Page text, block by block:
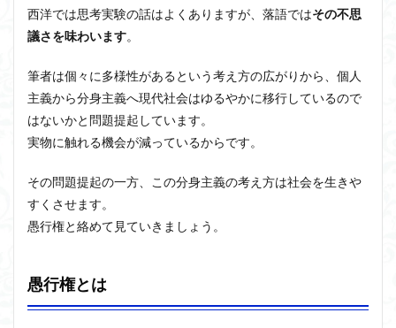
西洋では思考実験の話はよくありますが、落語ではその不思
議さを味わいます。
筆者は個々に多様性があるという考え方の広がりから、個人
主義から分身主義へ現代社会はゆるやかに移行しているので
はないかと問題提起しています。
実物に触れる機会が減っているからです。
その問題提起の一方、この分身主義の考え方は社会を生きや
すくさせます。
愚行権と絡めて見ていきましょう。
愚行権とは